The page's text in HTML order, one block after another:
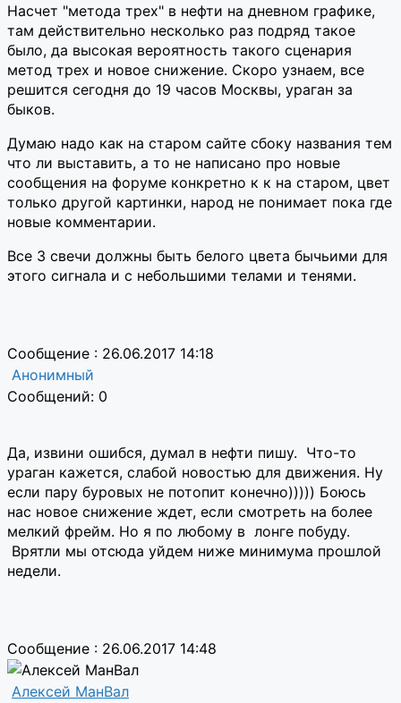
Насчет "метода трех" в нефти на дневном графике,
там действительно несколько раз подряд такое
было, да высокая вероятность такого сценария
метод трех и новое снижение. Скоро узнаем, все
решится сегодня до 19 часов Москвы, ураган за
быков.
Думаю надо как на старом сайте сбоку названия тем
что ли выставить, а то не написано про новые
сообщения на форуме конкретно к к на старом, цвет
только другой картинки, народ не понимает пока где
новые комментарии.
Все 3 свечи должны быть белого цвета бычьими для
этого сигнала и с небольшими телами и тенями.
Сообщение : 26.06.2017 14:18
Анонимный
Сообщений: 0
Да, извини ошибся, думал в нефти пишу. Что-то
ураган кажется, слабой новостью для движения. Ну
если пару буровых не потопит конечно))))) Боюсь
нас новое снижение ждет, если смотреть на более
мелкий фрейм. Но я по любому в лонге побуду.
Врятли мы отсюда уйдем ниже минимума прошлой
недели.
Сообщение : 26.06.2017 14:48
Алексей МанВал